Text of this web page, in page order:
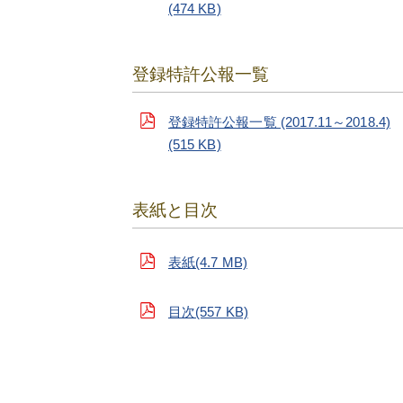
(474 KB)
登録特許公報一覧
登録特許公報一覧 (2017.11～2018.4)
(515 KB)
表紙と目次
表紙(4.7 MB)
目次(557 KB)